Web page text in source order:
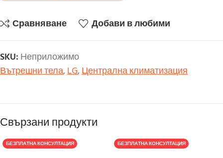
Сравняване Добави в любими
SKU: Неприложимо
Вътрешни тела,LG,Централна климатизация
Свързани продукти
БЕЗПЛАТНА КОНСУЛТАЦИЯ БЕЗПЛАТНА КОНСУЛТАЦИЯ